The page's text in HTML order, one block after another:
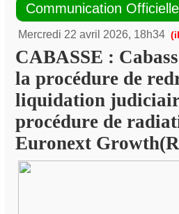
Communication Officielle
Mercredi 22 avril 2026, 18h34
CABASSE :
la procédure de
liquidation
procédure de
Euronext